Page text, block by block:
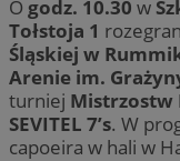
O godz. 10.30 w
Tołstoja 1
Śląskiej w
Arenie im.
turniej Mistrzostw
SEVITEL 7’s. W
capoeira w hali w